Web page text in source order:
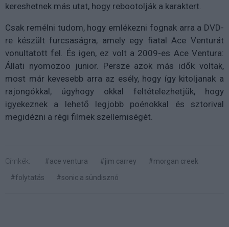
kereshetnek más utat, hogy rebootolják a karaktert.
Csak remélni tudom, hogy emlékezni fognak arra a DVD-
re készült furcsaságra, amely egy fiatal Ace Venturát
vonultatott fel. És igen, ez volt a 2009-es Ace Ventura:
Állati nyomozoo junior. Persze azok más idők voltak,
most már kevesebb arra az esély, hogy így kitoljanak a
rajongókkal, úgyhogy okkal feltételezhetjük, hogy
igyekeznek a lehető legjobb poénokkal és sztorival
megidézni a régi filmek szellemiségét.
Címkék: #ace ventura #jim carrey
#morgan creek
#folytatás
#sonic a sündisznó